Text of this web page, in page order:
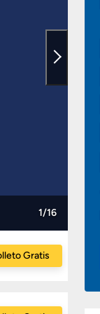
1/16
Gratis